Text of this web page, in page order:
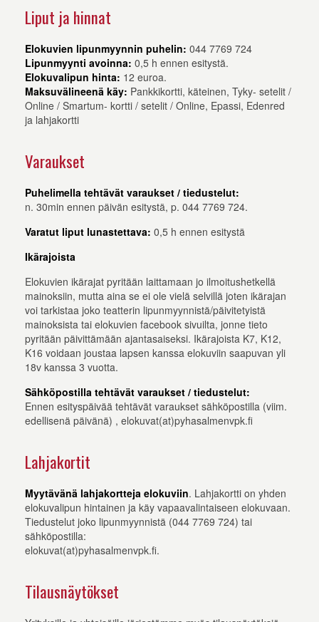
Liput ja hinnat
Elokuvien lipunmyynnin puhelin: 044 7769 724
Lipunmyynti avoinna: 0,5 h ennen esitystä.
Elokuvalipun hinta: 12 euroa.
Maksuvälineenä käy: Pankkikortti, käteinen, Tyky- setelit /
Online / Smartum- kortti / setelit / Online, Epassi, Edenred
ja lahjakortti
Varaukset
Puhelimella tehtävät varaukset / tiedustelut:
n. 30min ennen päivän esitystä, p. 044 7769 724.
Varatut liput lunastettava: 0,5 h ennen esitystä
Ikärajoista
Elokuvien ikärajat pyritään laittamaan jo ilmoitushetkellä
mainoksiin, mutta aina se ei ole vielä selvillä joten ikärajan
voi tarkistaa joko teatterin lipunmyynnistä/päivitetyistä
mainoksista tai elokuvien facebook sivuilta, jonne tieto
pyritään päivittämään ajantasaiseksi. Ikärajoista K7, K12,
K16 voidaan joustaa lapsen kanssa elokuviin saapuvan yli
18v kanssa 3 vuotta.
Sähköpostilla tehtävät varaukset / tiedustelut:
Ennen esityspäivää tehtävät varaukset sähköpostilla (viim.
edellisenä päivänä) , elokuvat(at)pyhasalmenvpk.fi
Lahjakortit
Myytävänä lahjakortteja elokuviin. Lahjakortti on yhden
elokuvalipun hintainen ja käy vapaavalintaiseen elokuvaan.
Tiedustelut joko lipunmyynnistä (044 7769 724) tai
sähköpostilla:
elokuvat(at)pyhasalmenvpk.fi.
Tilausnäytökset